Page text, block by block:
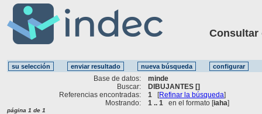
Consultar
Base de datos:
minde
Buscar:
DIBUJANTES []
Referencias encontradas:
1 [Refinar la búsqueda]
Mostrando:
1 .. 1 en el formato [iaha]
página 1 de 1